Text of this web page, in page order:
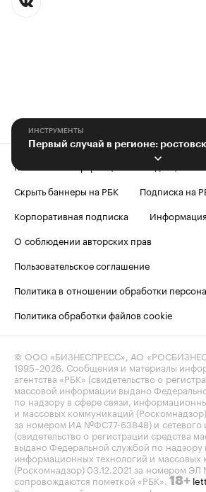
ИНСТРУМЕНТЫ
Контактная информация
Скрыть баннеры на РБК
Подписка на
Корпоративная подписка
О соблюдении авторских прав
Пользовательское соглашение
Политика в отношении обработки
Политика обработки файлов cookie
© ООО «БИЗНЕСПРЕСС», АО
1995–2026. Сообщения и материалы
агентства «РБК» (свидетельство о
массовой информации выдано
по надзору в сфере связи,
и массовых коммуникаций
за номером ИА №ФС77-63848) и сетевого
(свидетельство о регистрации средства
выдано Федеральной службой по надзору
информационных технологий и массовых
(Роскомнадзор) 03.12.2021 за номером
сопровождаются пометкой «РБК». 18+